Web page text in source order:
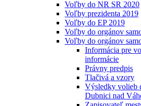
Voľby do NR SR 2020
Voľby prezidenta 2019
Voľby do EP 2019
Voľby do orgánov
Voľby do orgánov
Informácia pre
informácie
Právny predpis
Tlačivá a vzory
Výsledky volieb
Dubnici nad